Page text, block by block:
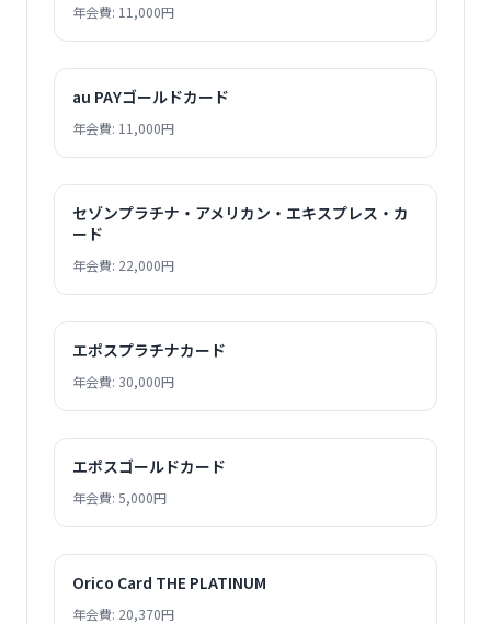
年会費: 11,000円
au PAYゴールドカード
年会費: 11,000円
セゾンプラチナ・アメリカン・エキスプレス・カ
ード
年会費: 22,000円
エポスプラチナカード
年会費: 30,000円
エポスゴールドカード
年会費: 5,000円
Orico Card THE PLATINUM
年会費: 20,370円